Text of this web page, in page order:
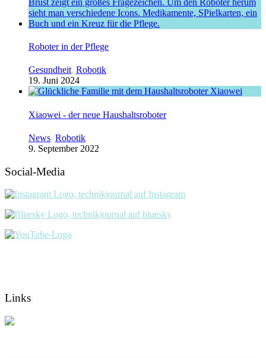
Roboter in der Pflege
Gesundheit, Robotik
19. Juni 2024
Xiaowei - der neue Haushaltsroboter
News, Robotik
9. September 2022
Social-Media
Links